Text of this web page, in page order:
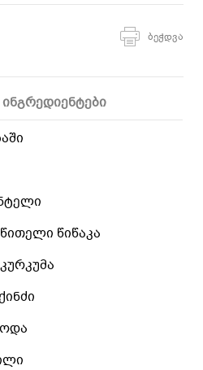
ბეჭდვა
წიწაკა